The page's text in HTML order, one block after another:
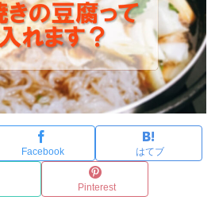
Facebook はてブ
Pinterest